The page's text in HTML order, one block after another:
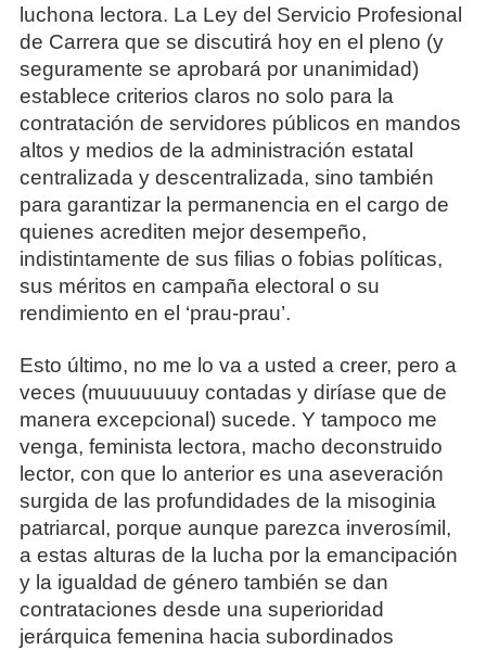
luchona lectora. La Ley del Servicio Profesional
de Carrera que se discutirá hoy en el pleno (y
seguramente se aprobará por unanimidad)
establece criterios claros no solo para la
contratación de servidores públicos en mandos
altos y medios de la administración estatal
centralizada y descentralizada, sino también
para garantizar la permanencia en el cargo de
quienes acrediten mejor desempeño,
indistintamente de sus filias o fobias políticas,
sus méritos en campaña electoral o su
rendimiento en el ‘prau-prau’.
Esto último, no me lo va a usted a creer, pero a
veces (muuuuuuuy contadas y diríase que de
manera excepcional) sucede. Y tampoco me
venga, feminista lectora, macho deconstruido
lector, con que lo anterior es una aseveración
surgida de las profundidades de la misoginia
patriarcal, porque aunque parezca inverosímil,
a estas alturas de la lucha por la emancipación
y la igualdad de género también se dan
contrataciones desde una superioridad
jerárquica femenina hacia subordinados